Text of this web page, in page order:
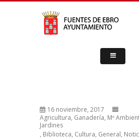
16 noviembre, 2017
Agricultura, Ganadería, Mº
Jardines
, Biblioteca, Cultura, General,